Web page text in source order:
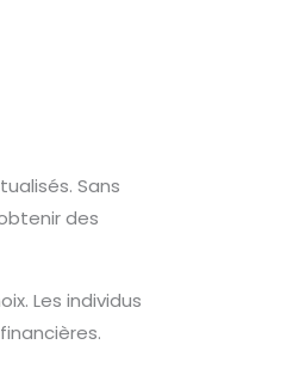
Sans
des
Les individus